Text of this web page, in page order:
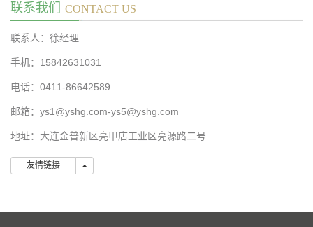
联系我们 CONTACT US
联系人：徐经理
手机：15842631031
电话：0411-86642589
邮箱：ys1@yshg.com-ys5@yshg.com
地址：大连金普新区亮甲店工业区亮源路二号
友情链接 友情链接